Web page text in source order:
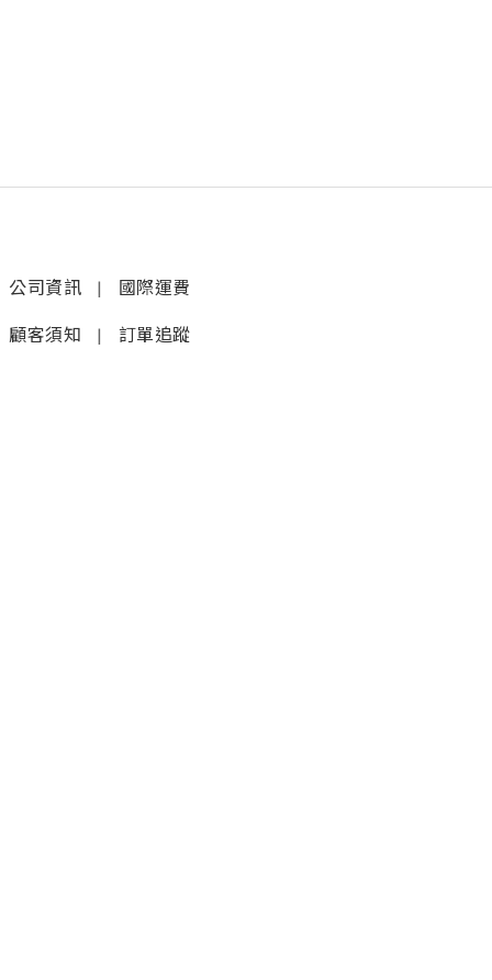
公司資訊 | 國際運費
顧客須知 | 訂單追蹤